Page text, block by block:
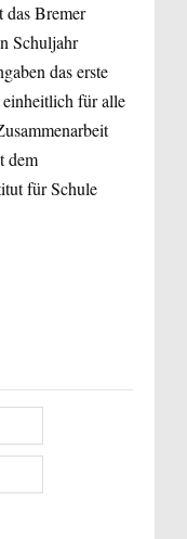
Bremer
Schuljahr
das erste
für alle
dem
für Schule